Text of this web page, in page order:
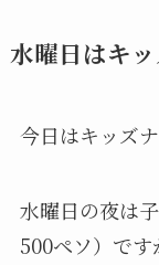
水曜日はキ
今日はキッズ
水曜日の夜は
500ペソ）で